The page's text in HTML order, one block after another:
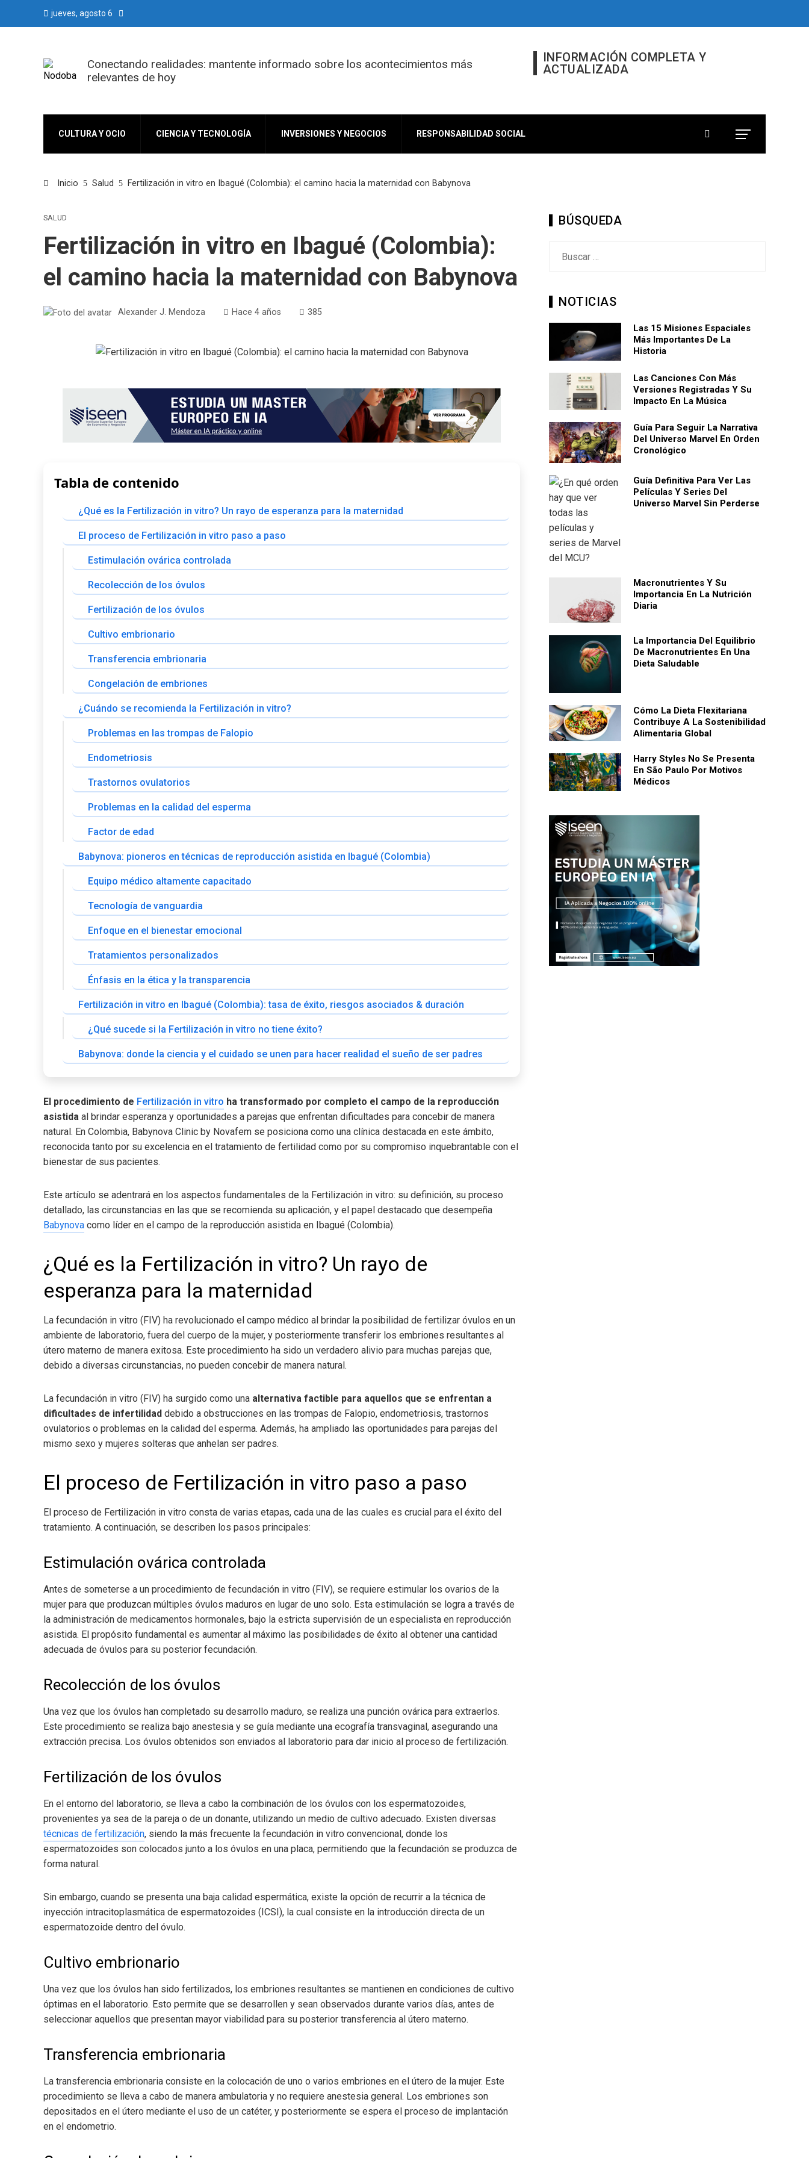
jueves, agosto 6
Conectando realidades: mantente informado sobre los acontecimientos más
relevantes de hoy
INFORMACIÓN COMPLETA Y
ACTUALIZADA
CULTURA Y OCIO CIENCIA Y TECNOLOGÍA INVERSIONES Y NEGOCIOS RESPONSABILIDAD SOCIAL
Inicio Salud Fertilización in vitro en Ibagué (Colombia): el camino hacia la maternidad con Babynova
SALUD
Fertilización in vitro en Ibagué (Colombia):
el camino hacia la maternidad con Babynova
Alexander J. Mendoza Hace 4 años 385
Tabla de contenido
¿Qué es la Fertilización in vitro? Un rayo de esperanza para la maternidad
El proceso de Fertilización in vitro paso a paso
Estimulación ovárica controlada
Recolección de los óvulos
Fertilización de los óvulos
Cultivo embrionario
Transferencia embrionaria
Congelación de embriones
¿Cuándo se recomienda la Fertilización in vitro?
Problemas en las trompas de Falopio
Endometriosis
Trastornos ovulatorios
Problemas en la calidad del esperma
Factor de edad
Babynova: pioneros en técnicas de reproducción asistida en Ibagué (Colombia)
Equipo médico altamente capacitado
Tecnología de vanguardia
Enfoque en el bienestar emocional
Tratamientos personalizados
Énfasis en la ética y la transparencia
Fertilización in vitro en Ibagué (Colombia): tasa de éxito, riesgos asociados & duración
¿Qué sucede si la Fertilización in vitro no tiene éxito?
Babynova: donde la ciencia y el cuidado se unen para hacer realidad el sueño de ser padres
El procedimiento de Fertilización in vitro ha transformado por completo el campo de la reproducción
asistida al brindar esperanza y oportunidades a parejas que enfrentan dificultades para concebir de manera
natural. En Colombia, Babynova Clinic by Novafem se posiciona como una clínica destacada en este ámbito,
reconocida tanto por su excelencia en el tratamiento de fertilidad como por su compromiso inquebrantable con el
bienestar de sus pacientes.
Este artículo se adentrará en los aspectos fundamentales de la Fertilización in vitro: su definición, su proceso
detallado, las circunstancias en las que se recomienda su aplicación, y el papel destacado que desempeña
Babynova como líder en el campo de la reproducción asistida en Ibagué (Colombia).
¿Qué es la Fertilización in vitro? Un rayo de
esperanza para la maternidad
La fecundación in vitro (FIV) ha revolucionado el campo médico al brindar la posibilidad de fertilizar óvulos en un
ambiente de laboratorio, fuera del cuerpo de la mujer, y posteriormente transferir los embriones resultantes al
útero materno de manera exitosa. Este procedimiento ha sido un verdadero alivio para muchas parejas que,
debido a diversas circunstancias, no pueden concebir de manera natural.
La fecundación in vitro (FIV) ha surgido como una alternativa factible para aquellos que se enfrentan a
dificultades de infertilidad debido a obstrucciones en las trompas de Falopio, endometriosis, trastornos
ovulatorios o problemas en la calidad del esperma. Además, ha ampliado las oportunidades para parejas del
mismo sexo y mujeres solteras que anhelan ser padres.
El proceso de Fertilización in vitro paso a paso
El proceso de Fertilización in vitro consta de varias etapas, cada una de las cuales es crucial para el éxito del
tratamiento. A continuación, se describen los pasos principales:
Estimulación ovárica controlada
Antes de someterse a un procedimiento de fecundación in vitro (FIV), se requiere estimular los ovarios de la
mujer para que produzcan múltiples óvulos maduros en lugar de uno solo. Esta estimulación se logra a través de
la administración de medicamentos hormonales, bajo la estricta supervisión de un especialista en reproducción
asistida. El propósito fundamental es aumentar al máximo las posibilidades de éxito al obtener una cantidad
adecuada de óvulos para su posterior fecundación.
Recolección de los óvulos
Una vez que los óvulos han completado su desarrollo maduro, se realiza una punción ovárica para extraerlos.
Este procedimiento se realiza bajo anestesia y se guía mediante una ecografía transvaginal, asegurando una
extracción precisa. Los óvulos obtenidos son enviados al laboratorio para dar inicio al proceso de fertilización.
Fertilización de los óvulos
En el entorno del laboratorio, se lleva a cabo la combinación de los óvulos con los espermatozoides,
provenientes ya sea de la pareja o de un donante, utilizando un medio de cultivo adecuado. Existen diversas
técnicas de fertilización, siendo la más frecuente la fecundación in vitro convencional, donde los
espermatozoides son colocados junto a los óvulos en una placa, permitiendo que la fecundación se produzca de
forma natural.
Sin embargo, cuando se presenta una baja calidad espermática, existe la opción de recurrir a la técnica de
inyección intracitoplasmática de espermatozoides (ICSI), la cual consiste en la introducción directa de un
espermatozoide dentro del óvulo.
Cultivo embrionario
Una vez que los óvulos han sido fertilizados, los embriones resultantes se mantienen en condiciones de cultivo
óptimas en el laboratorio. Esto permite que se desarrollen y sean observados durante varios días, antes de
seleccionar aquellos que presentan mayor viabilidad para su posterior transferencia al útero materno.
Transferencia embrionaria
La transferencia embrionaria consiste en la colocación de uno o varios embriones en el útero de la mujer. Este
procedimiento se lleva a cabo de manera ambulatoria y no requiere anestesia general. Los embriones son
depositados en el útero mediante el uso de un catéter, y posteriormente se espera el proceso de implantación
en el endometrio.
BÚSQUEDA
NOTICIAS
Las 15 Misiones Espaciales
Más Importantes De La
Historia
Las Canciones Con Más
Versiones Registradas Y Su
Impacto En La Música
Guía Para Seguir La Narrativa
Del Universo Marvel En Orden
Cronológico
Guía Definitiva Para Ver Las
Películas Y Series Del
Universo Marvel Sin Perderse
Macronutrientes Y Su
Importancia En La Nutrición
Diaria
La Importancia Del Equilibrio
De Macronutrientes En Una
Dieta Saludable
Cómo La Dieta Flexitariana
Contribuye A La Sostenibilidad
Alimentaria Global
Harry Styles No Se Presenta
En São Paulo Por Motivos
Médicos